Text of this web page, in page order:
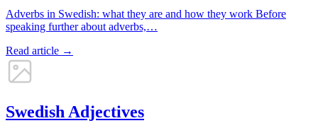
Adverbs in Swedish: what they are and how they work Before
speaking further about adverbs,…
Read article →
Swedish Adjectives